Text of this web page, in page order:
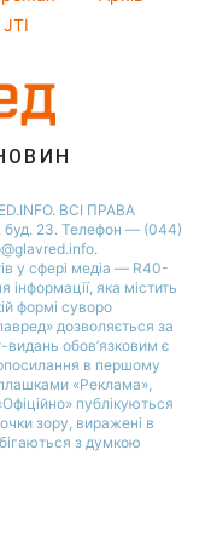
JTI
ВСІ ПРАВА
буд. 23. Телефон — (044)
у сфері медіа — R40-
яка містить
формi суворо
дозволяється за
обов’язковим є
в першому
«Реклама»,
публікуються
зору, виражені в
з думкою